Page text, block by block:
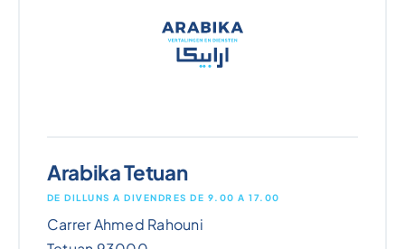
Arabika Tetuan
DE DILLUNS A DIVENDRES DE 9.00 A 17.00
Carrer Ahmed Rahouni